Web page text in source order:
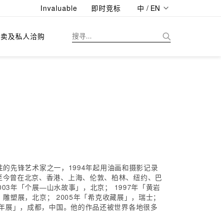
Invaluable 即时竞标 中 / EN
及私人洽购
先锋艺术家之一，1994年起用油画和摄影记录
曾在北京、香港、上海、伦敦、柏林、纽约、巴
年「个展—山水故事」，北京； 1997年「黄岩
塑展，北京； 2005年「希克收藏展」，瑞士；
」，成都，中国。他的作品还被世界各地很多